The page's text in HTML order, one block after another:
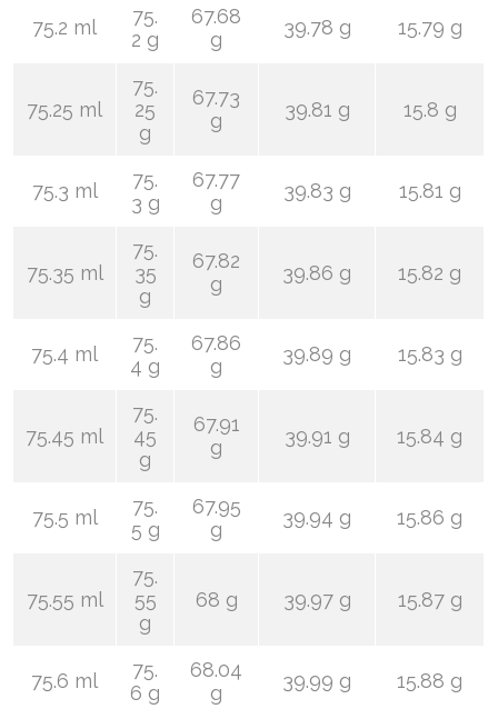
75.2 ml
75.
2 g
67.68
g
39.78 g 15.79 g
75.25 ml
75.
25
g
67.73
g
39.81 g 15.8 g
75.3 ml
75.
3 g
67.77
g
39.83 g 15.81 g
75.35 ml
75.
35
g
67.82
g
39.86 g 15.82 g
75.4 ml
75.
4 g
67.86
g
39.89 g 15.83 g
75.45 ml
75.
45
g
67.91
g
39.91 g 15.84 g
75.5 ml
75.
5 g
67.95
g
39.94 g 15.86 g
75.55 ml
75.
55
g
68 g 39.97 g 15.87 g
75.6 ml
75.
6 g
68.04
g
39.99 g 15.88 g